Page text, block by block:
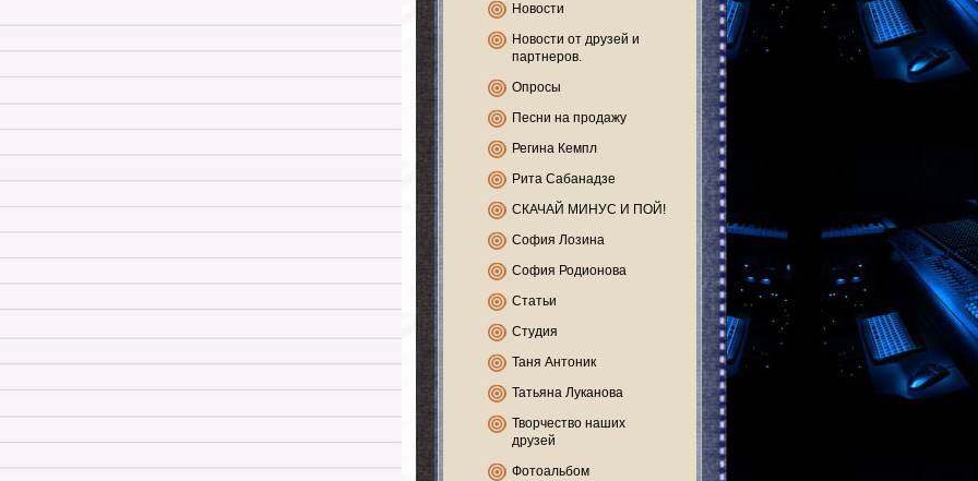
Новости
Новости от друзей и
партнеров.
Опросы
Песни на продажу
Регина Кемпл
Рита Сабанадзе
СКАЧАЙ МИНУС И ПОЙ!
София Лозина
София Родионова
Статьи
Студия
Таня Антоник
Татьяна Луканова
Творчество наших
друзей
Фотоальбом